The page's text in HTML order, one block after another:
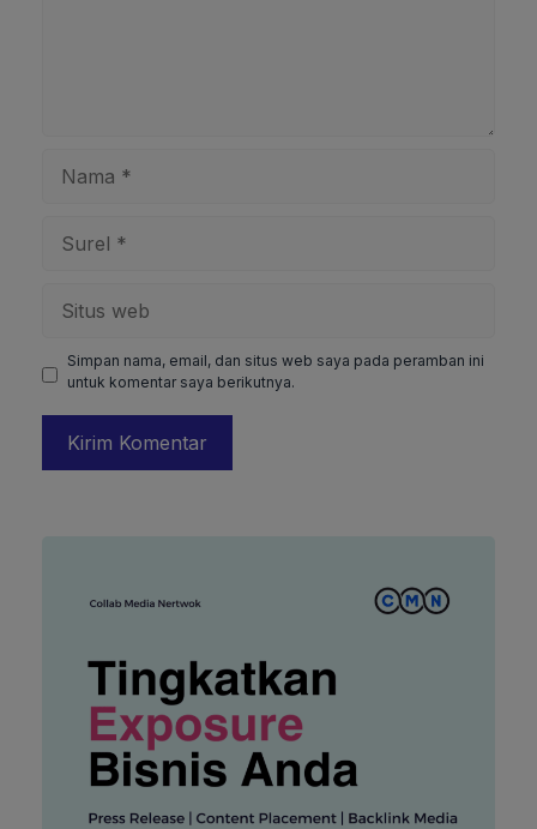
web
Simpan nama, email, dan situs web saya pada peramban ini
untuk komentar saya berikutnya.